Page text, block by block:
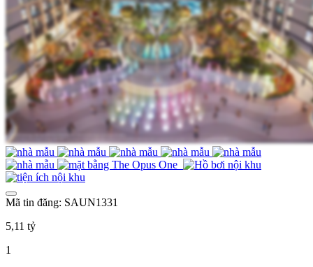
Mã tin đăng: SAUN1331
5,11 tỷ
1